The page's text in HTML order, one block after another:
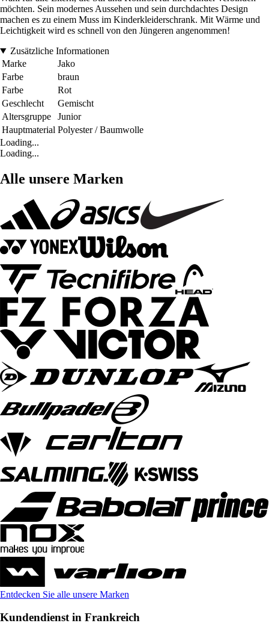
möchten. Sein modernes Aussehen und sein durchdachtes Design
machen es zu einem Muss im Kinderkleiderschrank. Mit Wärme und
Leichtigkeit wird es schnell von den Jüngeren angenommen!
Zusätzliche Informationen
Marke
Jako
Farbe
braun
Farbe
Rot
Geschlecht
Gemischt
Altersgruppe
Junior
Hauptmaterial Polyester / Baumwolle
Loading...
Loading...
Alle unsere Marken
Entdecken Sie alle unsere Marken
Kundendienst in Frankreich